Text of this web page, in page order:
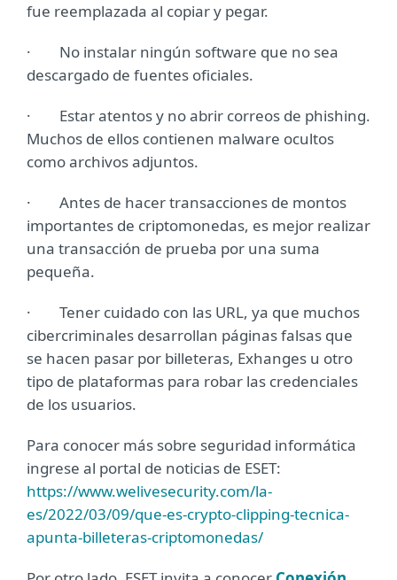
fue reemplazada al copiar y pegar.
· No instalar ningún software que no sea
descargado de fuentes oficiales.
· Estar atentos y no abrir correos de phishing.
Muchos de ellos contienen malware ocultos
como archivos adjuntos.
· Antes de hacer transacciones de montos
importantes de criptomonedas, es mejor realizar
una transacción de prueba por una suma
pequeña.
· Tener cuidado con las URL, ya que muchos
cibercriminales desarrollan páginas falsas que
se hacen pasar por billeteras, Exhanges u otro
tipo de plataformas para robar las credenciales
de los usuarios.
Para conocer más sobre seguridad informática
ingrese al portal de noticias de ESET:
https://www.welivesecurity.com/la-
es/2022/03/09/que-es-crypto-clipping-tecnica-
apunta-billeteras-criptomonedas/